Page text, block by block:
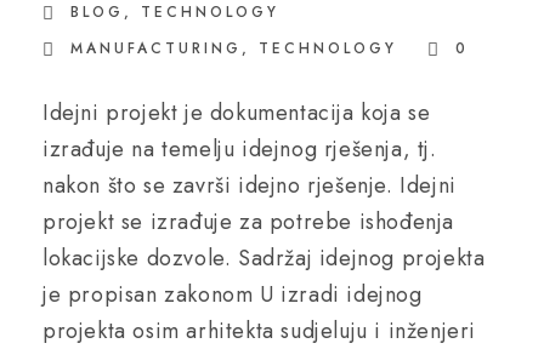
BLOG ,
TECHNOLOGY
MANUFACTURING , TECHNOLOGY 0
Idejni projekt je dokumentacija koja se
izrađuje na temelju idejnog rješenja, tj.
nakon što se završi idejno rješenje. Idejni
projekt se izrađuje za potrebe ishođenja
lokacijske dozvole. Sadržaj idejnog projekta
je propisan zakonom U izradi idejnog
projekta osim arhitekta sudjeluju i inženjeri